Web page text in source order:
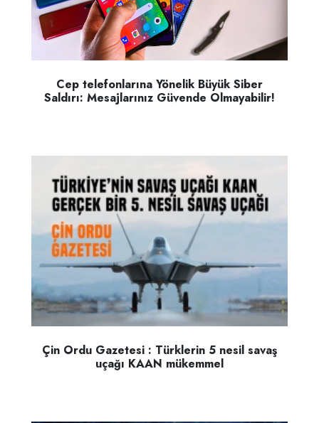
Cep telefonlarına Yönelik Büyük Siber
Saldırı: Mesajlarınız Güvende Olmayabilir!
Çin Ordu Gazetesi : Türklerin 5 nesil savaş
uçağı KAAN mükemmel